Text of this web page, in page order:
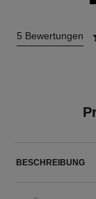
5 Bewertungen
BESCHREIBUNG